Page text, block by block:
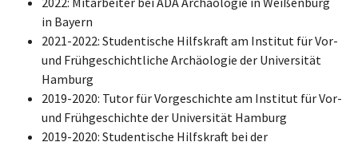
in Bayern
2021-2022: Studentische Hilfskraft am Institut für Vor-
und Frühgeschichtliche Archäologie der Universität
Hamburg
2019-2020: Tutor für Vorgeschichte am Institut für Vor-
und Frühgeschichte der Universität Hamburg
2019-2020: Studentische Hilfskraft bei der